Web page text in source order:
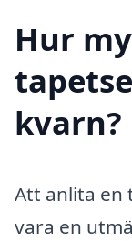
Hur
kvarn?
Att anlita en
vara en